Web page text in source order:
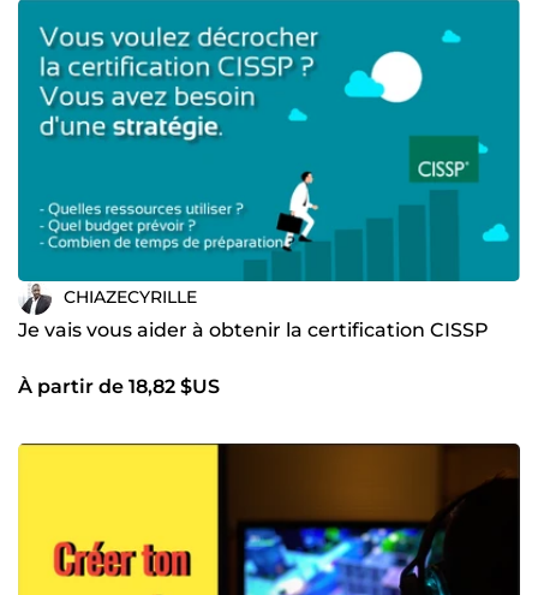
CHIAZECYRILLE
Je vais vous aider à obtenir la certification CISSP
À partir de 18,82 $US